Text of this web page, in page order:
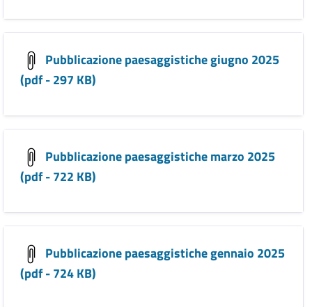
Pubblicazione paesaggistiche giugno 2025
(pdf - 297 KB)
Pubblicazione paesaggistiche marzo 2025
(pdf - 722 KB)
Pubblicazione paesaggistiche gennaio 2025
(pdf - 724 KB)